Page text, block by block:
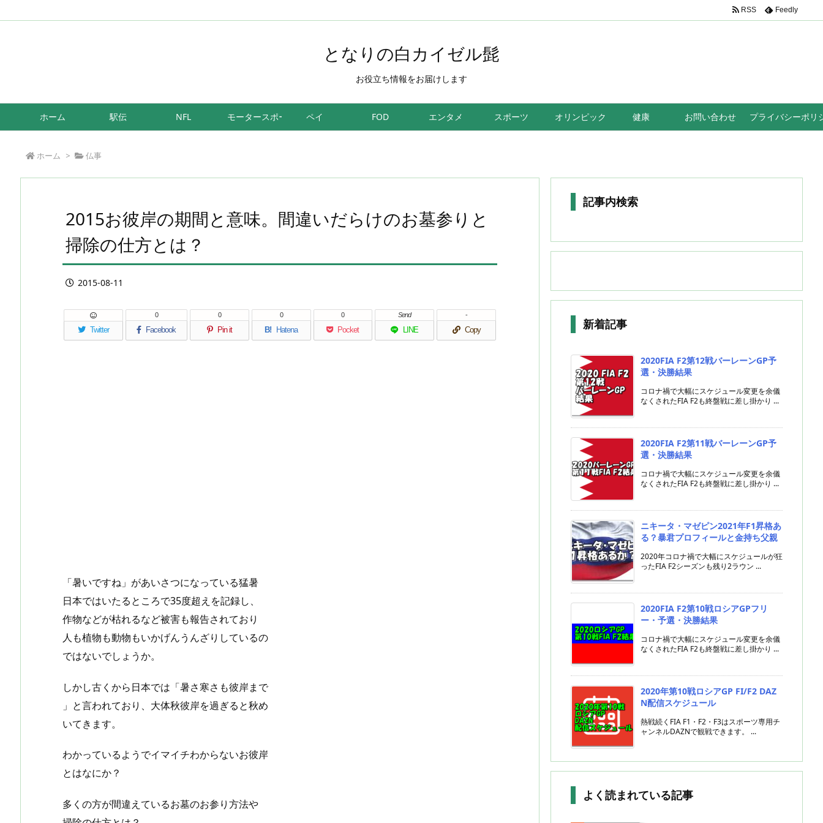
となりの白カイゼル髭
お役立ち情報をお届けします
ホーム 駅伝 NFL モータースポーツ ペイ FOD エンタメ スポーツ オリンピック 健康 お問い合わせ プライバシーポリ
RSS Feedly
ホーム > 仏事
2015お彼岸の期間と意味。間違いだらけのお墓参りと
掃除の仕方とは？
2015-08-11
Twitter Facebook
0
Pin it
0
B! Hatena
0
Pocket
0
LINE
Send
Copy
-
「暑いですね」があいさつになっている猛暑
日本ではいたるところで35度超えを記録し、
作物などが枯れるなど被害も報告されており
人も植物も動物もいかげんうんざりしているの
ではないでしょうか。
しかし古くから日本では「暑さ寒さも彼岸まで
」と言われており、大体秋彼岸を過ぎると秋め
いてきます。
わかっているようでイマイチわからないお彼岸
とはなにか？
多くの方が間違えているお墓のお参り方法や
記事内検索
新着記事
2020FIA F2第12戦バーレーンGP予
選・決勝結果
コロナ禍で大幅にスケジュール変更を余儀
なくされたFIA F2も終盤戦に差し掛かり ...
2020FIA F2第11戦バーレーンGP予
選・決勝結果
コロナ禍で大幅にスケジュール変更を余儀
なくされたFIA F2も終盤戦に差し掛かり ...
ニキータ・マゼピン2021年F1昇格あ
る？暴君プロフィールと金持ち父親
2020年コロナ禍で大幅にスケジュールが狂
ったFIA F2シーズンも残り2ラウン ...
2020FIA F2第10戦ロシアGPフリ
ー・予選・決勝結果
コロナ禍で大幅にスケジュール変更を余儀
なくされたFIA F2も終盤戦に差し掛かり ...
2020年第10戦ロシアGP FI/F2 DAZ
N配信スケジュール
熱戦続くFIA F1・F2・F3はスポーツ専用チ
ャンネルDAZNで観戦できます。 ...
よく読まれている記事